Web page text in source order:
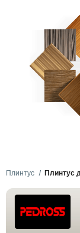
Плинтус Плинтус